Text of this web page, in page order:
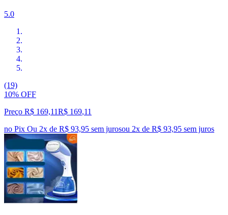
5.0
(19)
10% OFF
Preço R$ 169,11R$ 169,11
no Pix Ou 2x de R$ 93,95 sem jurosou 2x de R$ 93,95 sem juros